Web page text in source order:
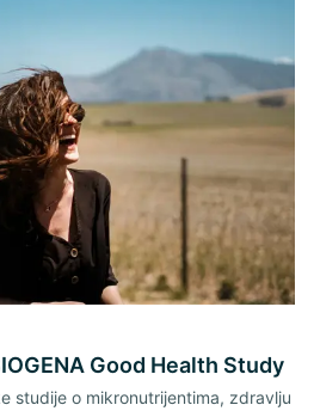
Good Health Study
studije o mikronutrijentima, zdravlju